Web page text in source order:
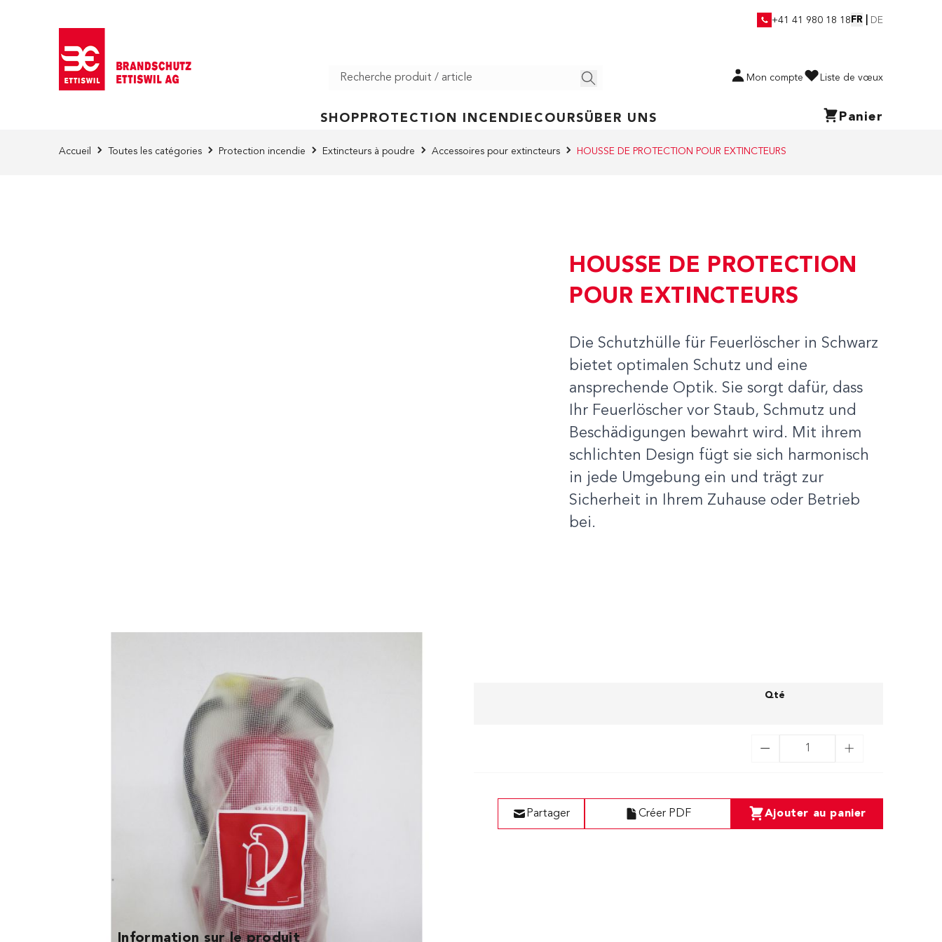
+41 41 980 18 18 FR DE
Mon compte Liste de vœux
SHOP PROTECTION INCENDIE COURSÜBER UNS Panier
Accueil Toutes les catégories Protection incendie Extincteurs à poudre Accessoires pour extincteurs HOUSSE DE PROTECTION POUR EXTINCTEURS
HOUSSE DE PROTECTION
POUR EXTINCTEURS
Die Schutzhülle für Feuerlöscher in Schwarz
bietet optimalen Schutz und eine
ansprechende Optik. Sie sorgt dafür, dass
Ihr Feuerlöscher vor Staub, Schmutz und
Beschädigungen bewahrt wird. Mit ihrem
schlichten Design fügt sie sich harmonisch
in jede Umgebung ein und trägt zur
Sicherheit in Ihrem Zuhause oder Betrieb
bei.
Prix (sans TVA) Qté
18,00 CHF
Ajouter au panier
Créer PDF
Partager
Information sur le produit